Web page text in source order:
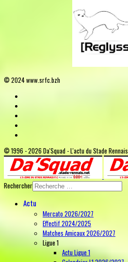
© 2024 www.srfc.bzh
© 1996 - 2026 Da'Squad - L'actu du Stade Rennais
Rechercher
Actu
Mercato 2026/2027
Effectif 2024/2025
Matches Amicaux 2026/2027
Ligue 1
Actu Ligue 1